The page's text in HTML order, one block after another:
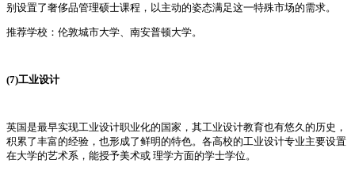
别设置了奢侈品管理硕士课程，以主动的姿态满足这一特殊市场的需求。
推荐学校：伦敦城市大学、南安普顿大学。
(7)工业设计
英国是最早实现工业设计职业化的国家，其工业设计教育也有悠久的历史，
积累了丰富的经验，也形成了鲜明的特色。各高校的工业设计专业主要设置
在大学的艺术系，能授予美术或 理学方面的学士学位。